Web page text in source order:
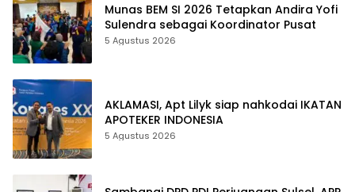
Munas BEM SI 2026 Tetapkan Andira Yofi
Sulendra sebagai Koordinator Pusat
5 Agustus 2026
AKLAMASI, ​Apt Lilyk siap nahkodai IKATAN
APOTEKER INDONESIA
5 Agustus 2026